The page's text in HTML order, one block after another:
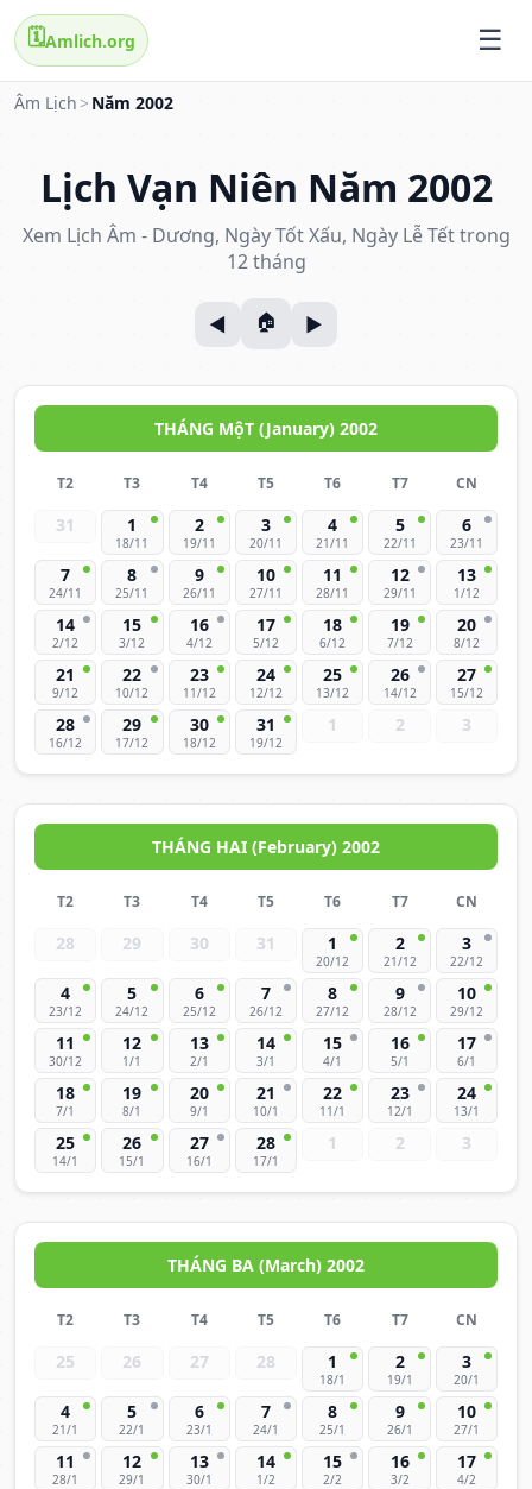
🗓️Amlich.org
Âm Lịch > Năm 2002
Lịch Vạn Niên Năm 2002
Xem Lịch Âm - Dương, Ngày Tốt Xấu, Ngày Lễ Tết trong
12 tháng
THÁNG MộT (January) 2002
T2 T3 T4 T5 T6 T7 CN
31 1
18/11
2
19/11
3
20/11
4
21/11
5
22/11
6
23/11
7
24/11
8
25/11
9
26/11
10
27/11
11
28/11
12
29/11
13
1/12
14
2/12
15
3/12
16
4/12
17
5/12
18
6/12
19
7/12
20
8/12
21
9/12
22
10/12
23
11/12
24
12/12
25
13/12
26
14/12
27
15/12
28
16/12
29
17/12
30
18/12
31
19/12
1 2 3
THÁNG HAI (February) 2002
T2 T3 T4 T5 T6 T7 CN
28 29 30 31 1
20/12
2
21/12
3
22/12
4
23/12
5
24/12
6
25/12
7
26/12
8
27/12
9
28/12
10
29/12
11
30/12
12
1/1
13
2/1
14
3/1
15
4/1
16
5/1
17
6/1
18
7/1
19
8/1
20
9/1
21
10/1
22
11/1
23
12/1
24
13/1
25
14/1
26
15/1
27
16/1
28
17/1
1 2 3
THÁNG BA (March) 2002
T2 T3 T4 T5 T6 T7 CN
25 26 27 28 1
18/1
2
19/1
3
20/1
4
21/1
5
22/1
6
23/1
7
24/1
8
25/1
9
26/1
10
27/1
11
28/1
12
29/1
13
30/1
14
1/2
15
2/2
16
3/2
17
4/2